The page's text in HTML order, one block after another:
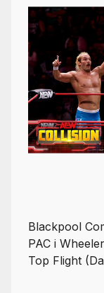
Blackpool
PAC i
Top Flight